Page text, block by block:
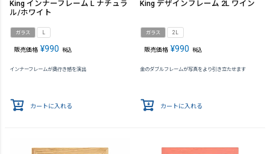
King インナーフレーム L ナチュラ
ル/ホワイト
ガラス L
販売価格 ¥990 税込
インナーフレームが奥行き感を演出
カートに入れる
King デザインフレーム 2L ワイン
ガラス 2L
販売価格 ¥990 税込
金のダブルフレームが写真をより引き立たせます
カートに入れる